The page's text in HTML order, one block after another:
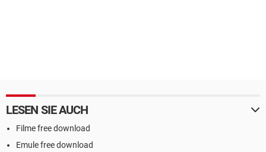
LESEN SIE AUCH
Filme free download
Emule free download